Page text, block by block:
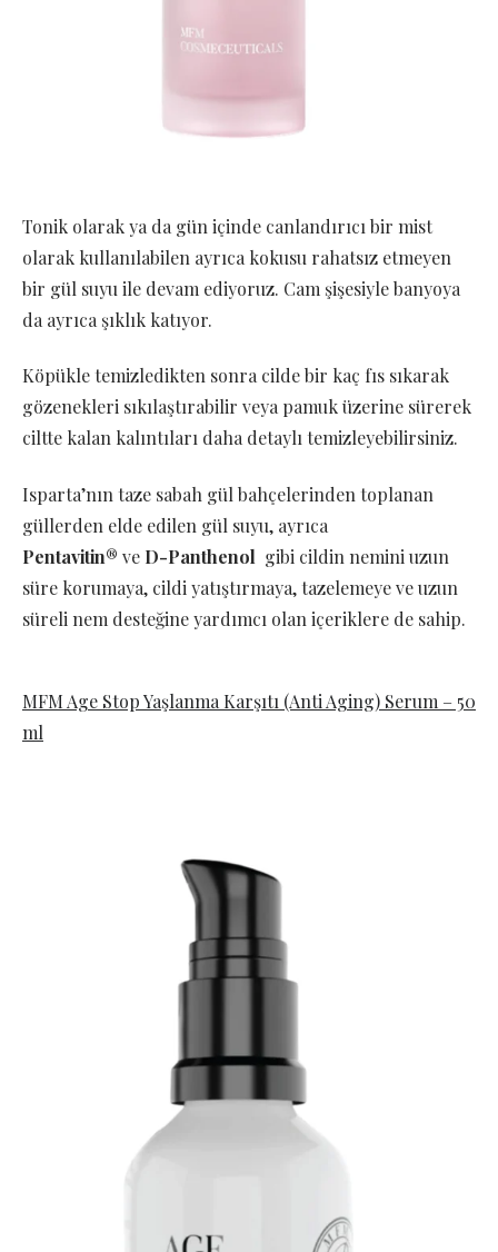
Tonik olarak ya da gün içinde canlandırıcı bir mist
olarak kullanılabilen ayrıca kokusu rahatsız etmeyen
bir gül suyu ile devam ediyoruz. Cam şişesiyle banyoya
da ayrıca şıklık katıyor.
Köpükle temizledikten sonra cilde bir kaç fıs sıkarak
gözenekleri sıkılaştırabilir veya pamuk üzerine sürerek
ciltte kalan kalıntıları daha detaylı temizleyebilirsiniz.
Isparta’nın taze sabah gül bahçelerinden toplanan
güllerden elde edilen gül suyu, ayrıca
Pentavitin® ve D-Panthenol gibi cildin nemini uzun
süre korumaya, cildi yatıştırmaya, tazelemeye ve uzun
süreli nem desteğine yardımcı olan içeriklere de sahip.
MFM Age Stop Yaşlanma Karşıtı (Anti Aging) Serum – 50
ml